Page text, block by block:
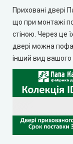
Приховані двері
що при монтажі
стіною. Через це
двері можна
інший вид вашого